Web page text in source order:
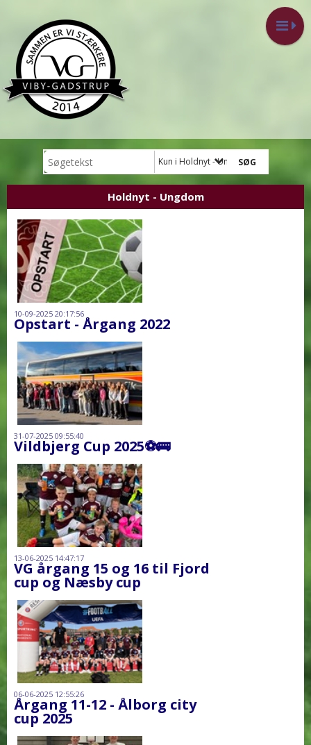
Kun i Holdnyt - Ungdom
Holdnyt - Ungdom
10-09-2025 20:17:56
Opstart - Årgang 2022
31-07-2025 09:55:40
Vildbjerg Cup 2025⚽️🚌
13-06-2025 14:47:17
VG årgang 15 og 16 til Fjord
cup og Næsby cup
06-06-2025 12:55:26
Årgang 11-12 - Ålborg city
cup 2025